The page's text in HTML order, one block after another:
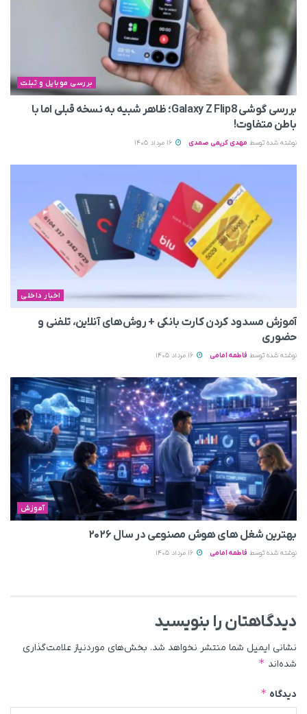
بررسی موبایل و تبلت
بررسی گوشی Galaxy Z Flip8؛ ظاهر شبیه به نسخه قبلی اما با
باطن متفاوت!
نوشته شده توسط مهدی کریمی صمدی
اخبار داخلی
آموزش مسدود کردن کارت بانکی + روش‌های آنلاین، تلفنی و
حضوری
نوشته شده توسط فاطمه امامی
آموزش
بهترین شغل های هوش مصنوعی در سال ۲۰۲۶
نوشته شده توسط فاطمه امامی
دیدگاهتان را بنویسید
نشانی ایمیل شما منتشر نخواهد شد. بخش‌های موردنیاز علامت‌گذاری
شده‌اند *
دیدگاه *